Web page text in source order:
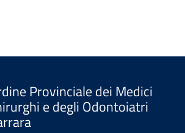
Provinciale dei Medici
e degli Odontoiatri